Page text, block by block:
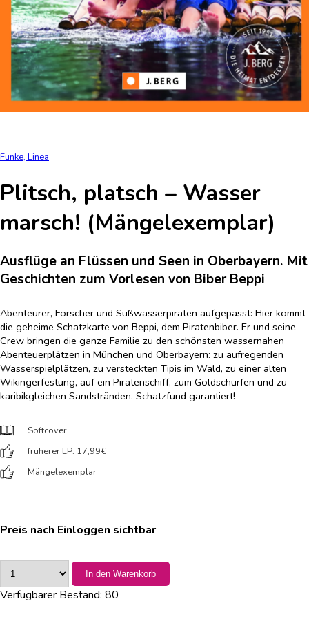
Funke, Linea
Plitsch, platsch – Wasser
marsch! (Mängelexemplar)
Ausflüge an Flüssen und Seen in Oberbayern. Mit
Geschichten zum Vorlesen von Biber Beppi
Abenteurer, Forscher und Süßwasserpiraten aufgepasst: Hier kommt
die geheime Schatzkarte von Beppi, dem Piratenbiber. Er und seine
Crew bringen die ganze Familie zu den schönsten wassernahen
Abenteuerplätzen in München und Oberbayern: zu aufregenden
Wasserspielplätzen, zu versteckten Tipis im Wald, zu einer alten
Wikingerfestung, auf ein Piratenschiff, zum Goldschürfen und zu
karibikgleichen Sandstränden. Schatzfund garantiert!
Softcover
früherer LP: 17,99€
Mängelexemplar
Preis nach Einloggen sichtbar
In den Warenkorb
Verfügbarer Bestand: 80